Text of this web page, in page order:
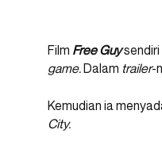
Film Free Guy
game.Dalam trailer-
Kemudian ia
City.